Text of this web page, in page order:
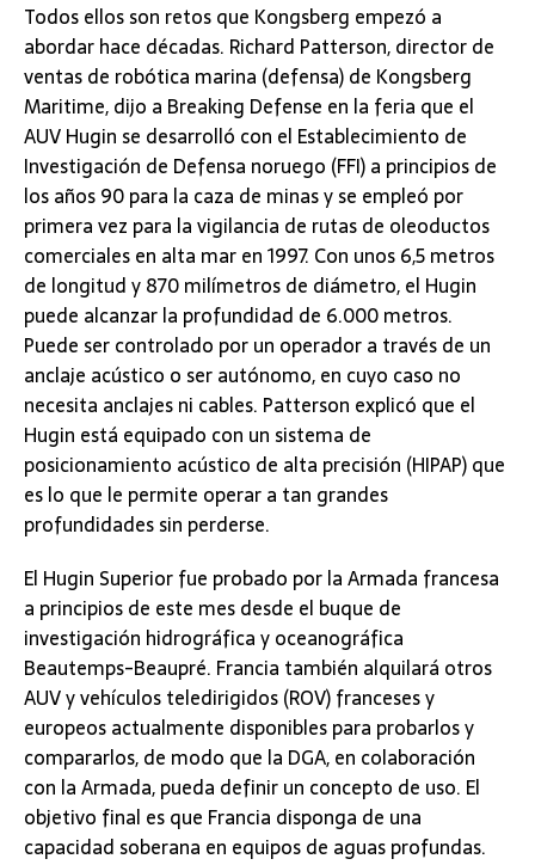
Todos ellos son retos que Kongsberg empezó a
abordar hace décadas. Richard Patterson, director de
ventas de robótica marina (defensa) de Kongsberg
Maritime, dijo a Breaking Defense en la feria que el
AUV Hugin se desarrolló con el Establecimiento de
Investigación de Defensa noruego (FFI) a principios de
los años 90 para la caza de minas y se empleó por
primera vez para la vigilancia de rutas de oleoductos
comerciales en alta mar en 1997. Con unos 6,5 metros
de longitud y 870 milímetros de diámetro, el Hugin
puede alcanzar la profundidad de 6.000 metros.
Puede ser controlado por un operador a través de un
anclaje acústico o ser autónomo, en cuyo caso no
necesita anclajes ni cables. Patterson explicó que el
Hugin está equipado con un sistema de
posicionamiento acústico de alta precisión (HIPAP) que
es lo que le permite operar a tan grandes
profundidades sin perderse.
El Hugin Superior fue probado por la Armada francesa
a principios de este mes desde el buque de
investigación hidrográfica y oceanográfica
Beautemps-Beaupré. Francia también alquilará otros
AUV y vehículos teledirigidos (ROV) franceses y
europeos actualmente disponibles para probarlos y
compararlos, de modo que la DGA, en colaboración
con la Armada, pueda definir un concepto de uso. El
objetivo final es que Francia disponga de una
capacidad soberana en equipos de aguas profundas.